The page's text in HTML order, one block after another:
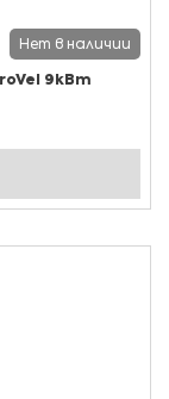
Нет в наличии
9кВт